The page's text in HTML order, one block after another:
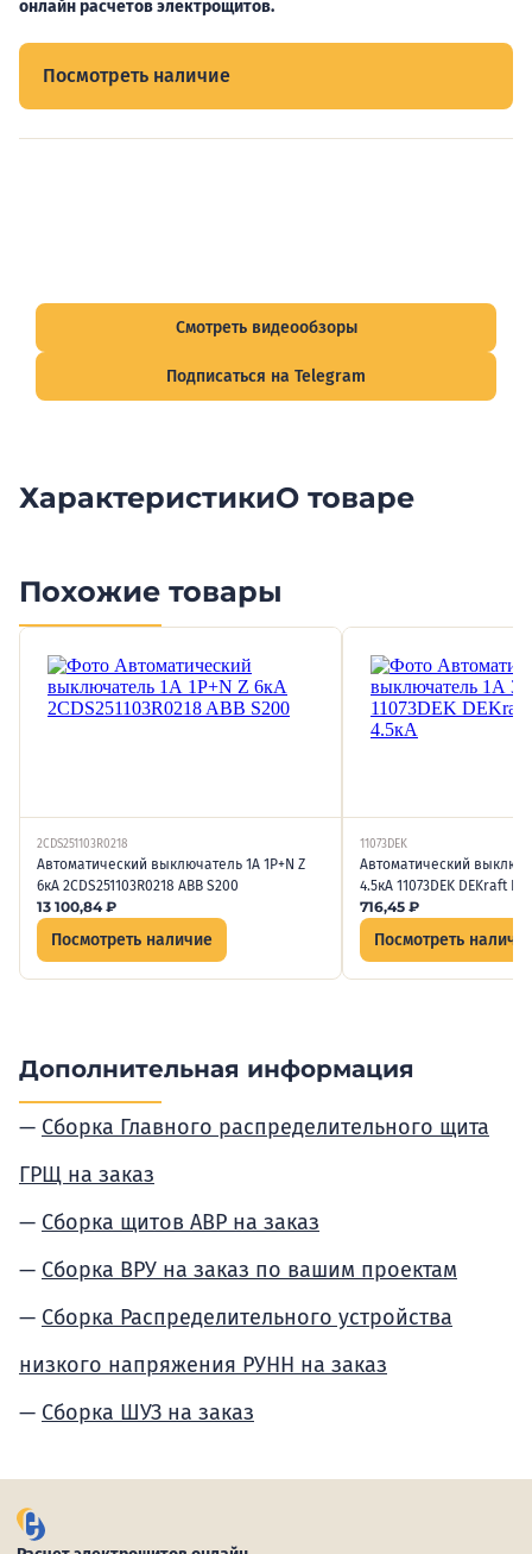
онлайн расчетов электрощитов.
Посмотреть наличие
Смотреть видеообзоры
Подписаться на Telegram
ХарактеристикиО товаре
Похожие товары
2CDS251103R0218
Автоматический выключатель 1А 1P+N Z
6кА 2CDS251103R0218 ABB S200
13 100,84₽
Посмотреть наличие
11073DEK
Автоматический
4.5кА 11073DEK DEKraft
716,45 ₽
Посмотреть
Дополнительная информация
Сборка Главного распределительного щита
ГРЩ на заказ
Сборка щитов АВР на заказ
Сборка ВРУ на заказ по вашим проектам
Сборка Распределительного устройства
низкого напряжения РУНН на заказ
Сборка ШУЗ на заказ